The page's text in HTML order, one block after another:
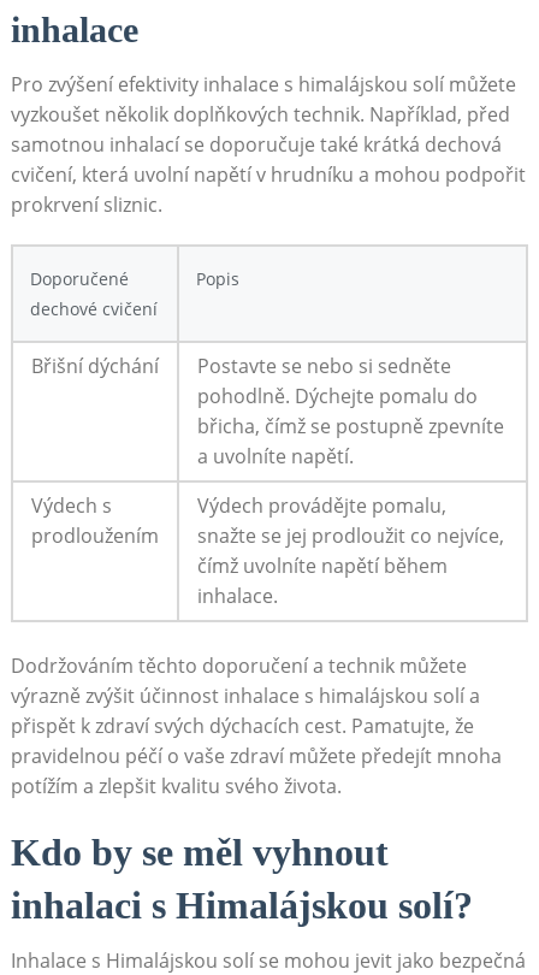
inhalace
Pro zvýšení efektivity inhalace s⁣ himalájskou solí můžete
vyzkoušet několik doplňkových technik.‌ Například, před
samotnou inhalací se doporučuje také krátká dechová
cvičení, která uvolní napětí v hrudníku a mohou podpořit‌
prokrvení sliznic.
Doporučené
dechové cvičení
Popis
Břišní dýchání
Postavte‍ se nebo si sedněte
pohodlně. Dýchejte pomalu do
břicha, čímž ⁢se postupně zpevníte
a uvolníte ‌napětí.
Výdech s
prodloužením
Výdech provádějte pomalu,
snažte se jej prodloužit co nejvíce,
čímž uvolníte napětí během
inhalace.
Dodržováním těchto doporučení a technik můžete
výrazně zvýšit účinnost inhalace s himalájskou solí a
přispět k zdraví ‌svých dýchacích cest. Pamatujte, že
pravidelnou péčí o vaše zdraví můžete předejít mnoha
potížím a​ zlepšit kvalitu svého života.
Kdo by se ‌měl vyhnout
inhalaci s Himalájskou solí?
Inhalace s ⁤Himalájskou solí se mohou jevit jako bezpečná‍